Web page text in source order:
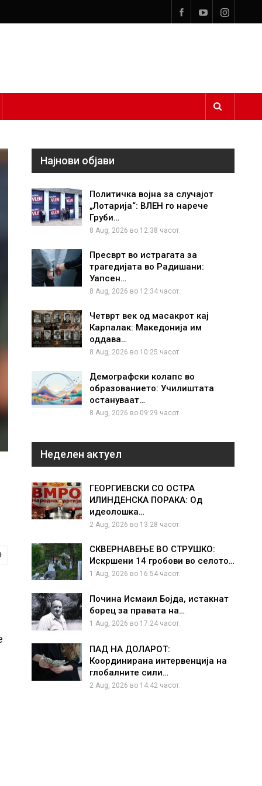
Најнови објави
Политичка војна за случајот
„Лотарија“: ВЛЕН го нарече
Груби…
8 Aug, 2026 во 12:38 часот.
Пресврт во истрагата за
трагедијата во Радишани:
Уапсен…
8 Aug, 2026 во 12:34 часот.
Четврт век од масакрот кај
Карпалак: Македонија им
оддава…
8 Aug, 2026 во 10:25 часот.
Демографски колапс во
образованието: Училиштата
остануваат…
8 Aug, 2026 во 09:29 часот.
Неделен актуел
ГЕОРГИЕВСКИ СО ОСТРА
ИЛИНДЕНСКА ПОРАКА: Од
идеолошка…
2 Aug, 2026 во 13:28 часот.
СКВЕРНАВЕЊЕ ВО СТРУШКО:
Искршени 14 гробови во селото…
1 Aug, 2026 во 16:54 часот.
Почина Исмаил Бојда, истакнат
борец за правата на…
1 Aug, 2026 во 17:24 часот.
ПАД НА ДОЛАРОТ:
Координирана интервенција на
глобалните сили…
2 Aug, 2026 во 14:42 часот.